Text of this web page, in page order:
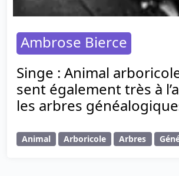
Ambrose Bierce
Singe : Animal
sent également très à
les arbres
Animal Arboricole Arbres